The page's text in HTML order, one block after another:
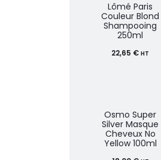
Lômé Paris
Couleur Blond
Shampooing
250ml
22,65 € HT
Osmo Super
Silver Masque
Cheveux No
Yellow 100ml